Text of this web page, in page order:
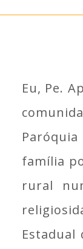
Eu, Pe.
família
rural
Estadual